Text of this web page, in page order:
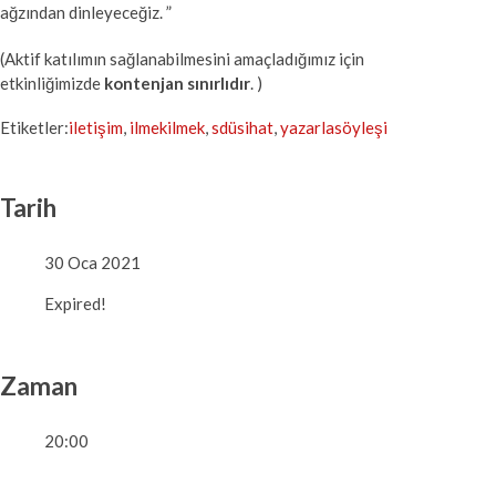
ağzından dinleyeceğiz. ”
(Aktif katılımın sağlanabilmesini amaçladığımız için
etkinliğimizde kontenjan sınırlıdır. )
Etiketler:iletişim, ilmekilmek,sdüsihat,yazarlasöyleşi
Tarih
30 Oca 2021
Expired!
Zaman
20:00